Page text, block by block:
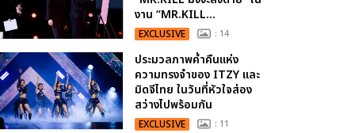
งาน “MR.KILL...
EXCLUSIVE : 14
ประมวลภาพค่ำคืนแห่ง
ความทรงจำของ ITZY และ
มิดจีไทย ในวันที่หัวใจส่อง
สว่างไปพร้อมกัน
EXCLUSIVE : 11